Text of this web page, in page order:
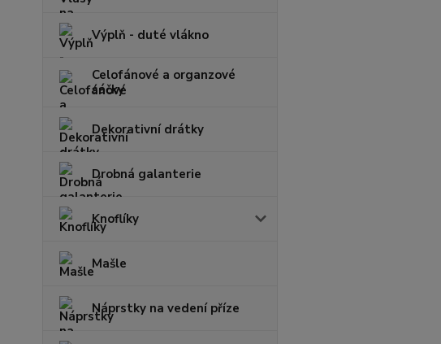
Výplň - duté vlákno
Celofánové a organzové
sáčky
Dekorativní drátky
Drobná galanterie
Knoflíky
Mašle
Náprstky na vedení příze